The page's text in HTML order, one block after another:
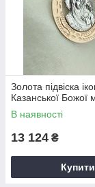
Золота підвіска
Казанської Божої
В наявності
13 124 ₴
Купити